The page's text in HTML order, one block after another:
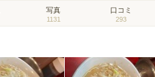
写真
1131
口コミ
293